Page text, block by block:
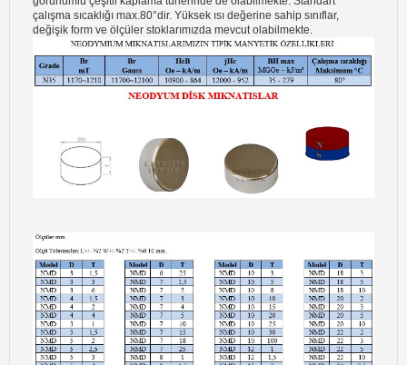
çalışma sıcaklığı max.80°dir. Yüksek ısı değerine sahip sınıflar,
değişik form ve ölçüler stoklarımızda mevcut olabilmekte.